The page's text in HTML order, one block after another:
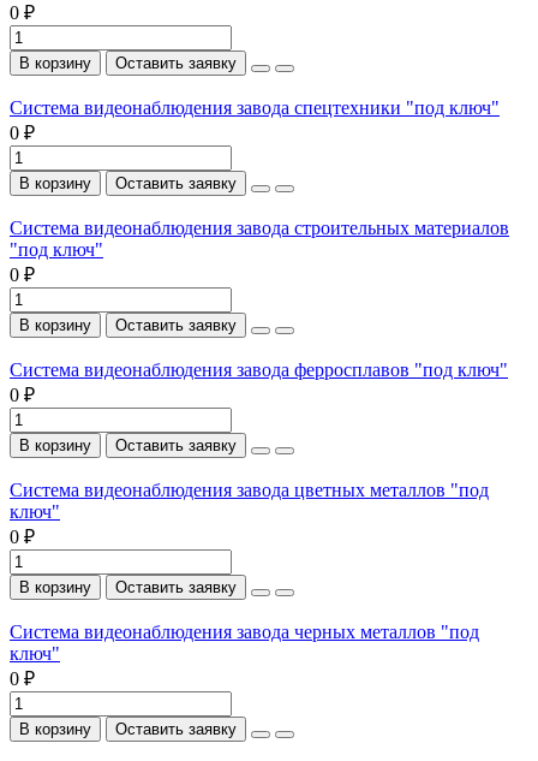
0 ₽
В корзину Оставить заявку
Система видеонаблюдения завода спецтехники "под ключ"
0 ₽
В корзину Оставить заявку
Система видеонаблюдения завода строительных материалов
"под ключ"
0 ₽
В корзину Оставить заявку
Система видеонаблюдения завода ферросплавов "под ключ"
0 ₽
В корзину Оставить заявку
Система видеонаблюдения завода цветных металлов "под
ключ"
0 ₽
В корзину Оставить заявку
Система видеонаблюдения завода черных металлов "под
ключ"
0 ₽
В корзину Оставить заявку